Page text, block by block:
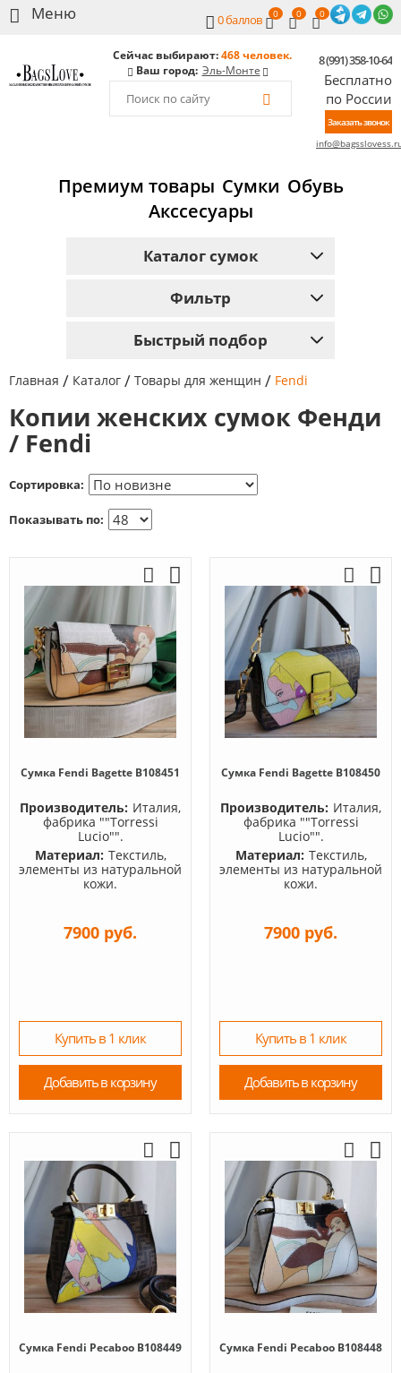
0баллов 0 0 0
Сейчас выбирают:468 человек.
Ваш город: Эль-Монте
8 (991) 358-10-64
Бесплатно
по России
Заказать звонок
Премиум товары Сумки Обувь
Акссесуары
Каталог сумок
Фильтр
Быстрый подбор
Главная / Каталог / Товары для женщин / Fendi
Копии женских сумок Фенди
/ Fendi
Сортировка:
Показывать по:
Сумка Fendi Bagette B108451
Производитель: Италия,
фабрика ""Torressi
Lucio"".
Материал: Текстиль,
элементы из натуральной
кожи.
7900 руб.
Купить в 1 клик
Добавить в корзину
Сумка Fendi Bagette B108450
Производитель: Италия,
фабрика ""Torressi
Lucio"".
Материал: Текстиль,
элементы из натуральной
кожи.
7900 руб.
Купить в 1 клик
Добавить в корзину
Сумка Fendi Pecaboo B108449 Сумка Fendi Pecaboo B108448